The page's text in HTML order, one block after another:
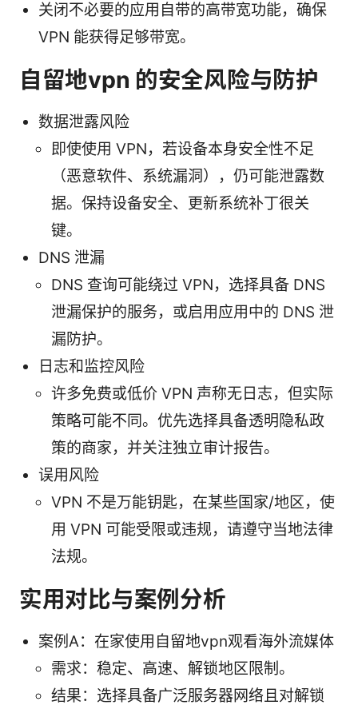
关闭不必要的应用自带的高带宽功能，确保
VPN 能获得足够带宽。
自留地vpn 的安全风险与防护
数据泄露风险
即使使用 VPN，若设备本身安全性不足
（恶意软件、系统漏洞），仍可能泄露数
据。保持设备安全、更新系统补丁很关
键。
DNS 泄漏
DNS 查询可能绕过 VPN，选择具备 DNS
泄漏保护的服务，或启用应用中的 DNS 泄
漏防护。
日志和监控风险
许多免费或低价 VPN 声称无日志，但实际
策略可能不同。优先选择具备透明隐私政
策的商家，并关注独立审计报告。
误用风险
VPN 不是万能钥匙，在某些国家/地区，使
用 VPN 可能受限或违规，请遵守当地法律
法规。
实用对比与案例分析
案例A：在家使用自留地vpn观看海外流媒体
需求：稳定、高速、解锁地区限制。
结果：选择具备广泛服务器网络且对解锁